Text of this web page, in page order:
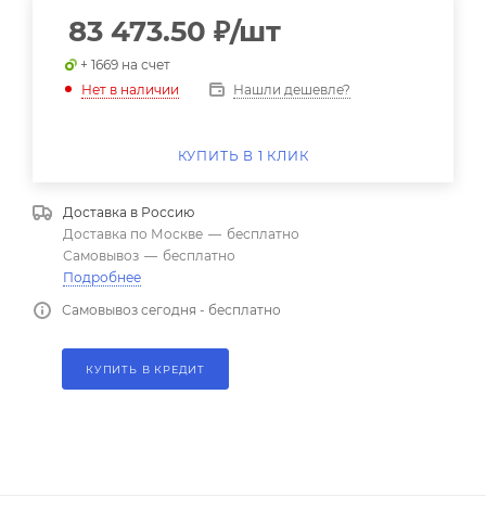
83 473.50 ₽/шт
+ 1669 на счет
Нет в наличии
Нашли дешевле?
КУПИТЬ В 1 КЛИК
Доставка в Россию
Доставка по Москве — бесплатно
Самовывоз — бесплатно
Подробнее
Самовывоз сегодня - бесплатно
КУПИТЬ В КРЕДИТ